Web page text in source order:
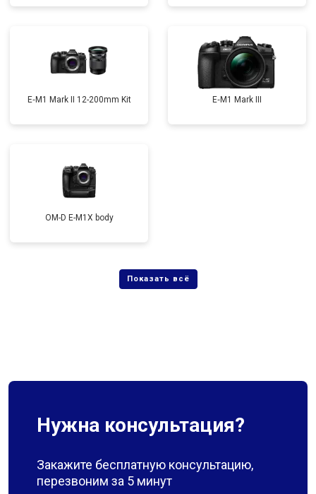
E‑M1 Mark II 12-200mm Kit E‑M1 Mark III
OM-D E-M1X body
Нужна консультация?
Закажите бесплатную консультацию,
перезвоним за 5 минут